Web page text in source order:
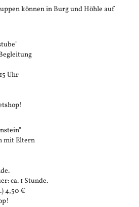
können in Burg und Höhle auf
Uhr
mit Eltern
ca. 1 Stunde.
4,50 €